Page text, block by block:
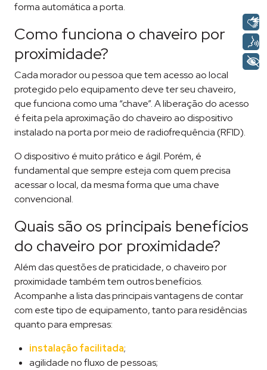
forma automática a porta.
Como funciona o chaveiro por
proximidade?
Cada morador ou pessoa que tem acesso ao local
protegido pelo equipamento deve ter seu chaveiro,
que funciona como uma “chave”. A liberação do acesso
é feita pela aproximação do chaveiro ao dispositivo
instalado na porta por meio de radiofrequência (RFID).
O dispositivo é muito prático e ágil. Porém, é
fundamental que sempre esteja com quem precisa
acessar o local, da mesma forma que uma chave
convencional.
Quais são os principais benefícios
do chaveiro por proximidade?
Além das questões de praticidade, o chaveiro por
proximidade também tem outros benefícios.
Acompanhe a lista das principais vantagens de contar
com este tipo de equipamento, tanto para residências
quanto para empresas:
instalação facilitada;
agilidade no fluxo de pessoas;